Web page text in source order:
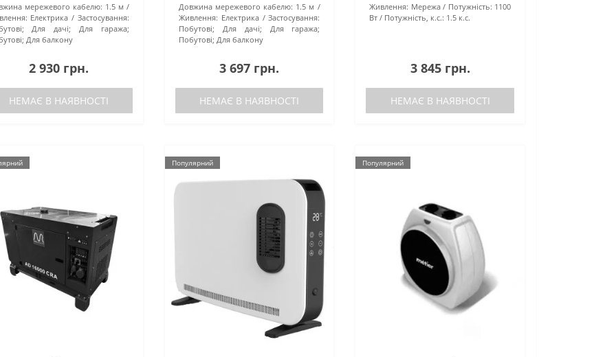
мережевого кабелю: 1.5 м
Електрика
Застосування:
Для дачі; Для гаража;
Для балкону
2 930 грн.
НЕМАЄ В НАЯВНОСТІ
Довжина мережевого кабелю: 1.5 м
Живлення: Електрика
Застосування:
Побутові; Для дачі; Для гаража;
Побутові; Для балкону
3 697 грн.
НЕМАЄ В НАЯВНОСТІ
Живлення: Мережа Потужність: 1100
Вт
Потужність, к.с.: 1.5 к.с.
3 845 грн.
НЕМАЄ В НАЯВНОСТІ
Популярний Популярний